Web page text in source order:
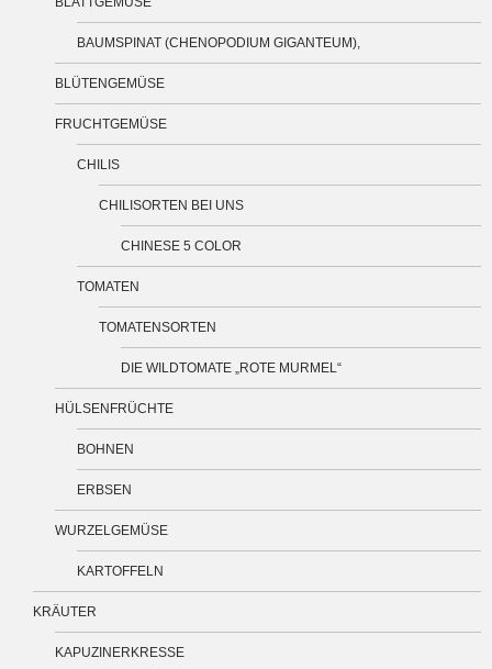
BAUMSPINAT (CHENOPODIUM GIGANTEUM),
BLÜTENGEMÜSE
FRUCHTGEMÜSE
CHILIS
CHILISORTEN BEI UNS
CHINESE 5 COLOR
TOMATEN
TOMATENSORTEN
DIE WILDTOMATE „ROTE MURMEL“
HÜLSENFRÜCHTE
BOHNEN
ERBSEN
WURZELGEMÜSE
KARTOFFELN
KRÄUTER
KAPUZINERKRESSE